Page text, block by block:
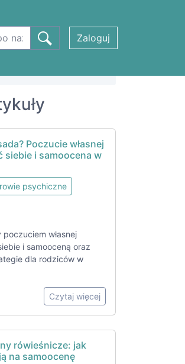
Zaloguj
Poczucie własnej
i samoocena w
psychiczne
własnej
i samooceną oraz
dla rodziców w
Czytaj więcej
rówieśnicze: jak
na samoocenę